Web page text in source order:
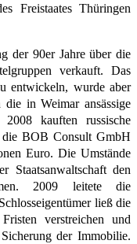
Freistaates Thüringen
der 90er Jahre über die
verkauft. Das
entwickeln, wurde aber
in Weimar ansässige
kauften russische
die BOB Consult GmbH
Euro. Die Umstände
Staatsanwaltschaft den
2009 leitete die
ließ die
verstreichen und
der Immobilie.